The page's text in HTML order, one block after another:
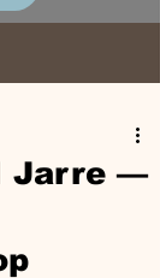
Jarre —